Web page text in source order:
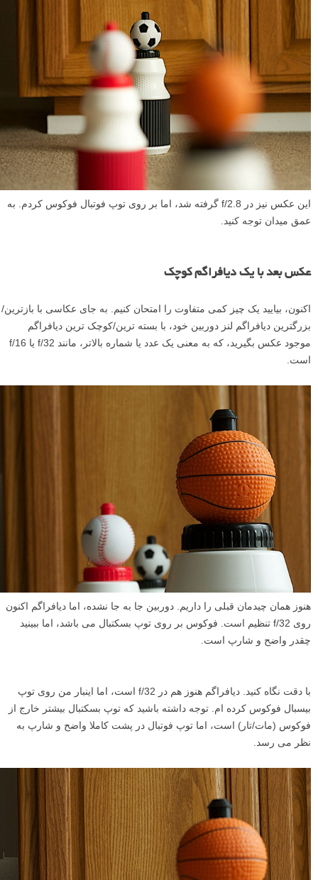
این عکس نیز در f/2.8 گرفته شد، اما بر روی توپ فوتبال فوکوس کردم. به
عمق میدان توجه کنید.
عکس بعد با یک دیافراگم کوچک
اکنون، بیایید یک چیز کمی متفاوت را امتحان کنیم. به جای عکاسی با بازترین/
بزرگترین دیافراگم لنز دوربین خود، با بسته ترین/کوچک ترین دیافراگم
موجود عکس بگیرید، که به معنی یک عدد یا شماره بالاتر، مانند f/32 یا f/16
است.
هنوز همان چیدمان قبلی را داریم. دوربین جا به جا نشده، اما دیافراگم اکنون
روی f/32 تنظیم است. فوکوس بر روی توپ بسکتبال می باشد، اما ببینید
چقدر واضح و شارپ است.
با دقت نگاه کنید. دیافراگم هنوز هم در f/32 است، اما اینبار من روی توپ
بیسبال فوکوس کرده ام. توجه داشته باشید که توپ بسکتبال بیشتر خارج از
فوکوس (مات/تار) است، اما توپ فوتبال در پشت کاملا واضح و شارپ به
نظر می رسد.